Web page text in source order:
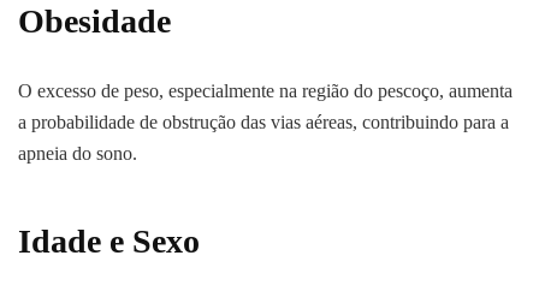
Obesidade
O excesso de peso, especialmente na região do pescoço, aumenta
a probabilidade de obstrução das vias aéreas, contribuindo para a
apneia do sono.
Idade e Sexo